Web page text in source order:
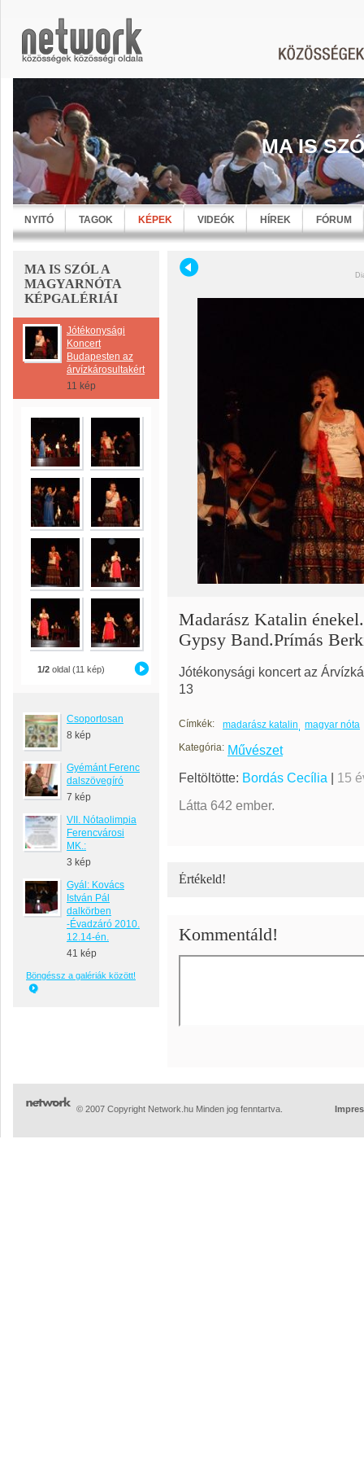
MA IS
NYITÓ TAGOK KÉPEK VIDEÓK HÍREK FÓRUM
MA IS SZÓL A
MAGYARNÓTA
KÉPGALÉRIÁI
Jótékonysági
Koncert
Budapesten az
árvízkárosultakért
11 kép
1/2oldal (11 kép)
Csoportosan
8 kép
Gyémánt Ferenc
dalszövegíró
7 kép
VII. Nótaolimpia
Ferencvárosi
MK.:
3 kép
Gyál: Kovács
István Pál
dalkörben
-Évadzáró 2010.
12.14-én.
41 kép
Böngéssz a galériák között!
Madarász Katalin
Gypsy Band.Prímás
Jótékonysági koncert az
13
Címkék: madarász katalin
magyar nóta
Kategória: Művészet
Feltöltötte: Bordás Cecília | 15
Látta 642 ember.
Értékeld!
Kommentáld!
© 2007 Copyright Network.hu Minden jog fenntartva.